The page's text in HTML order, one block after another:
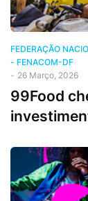
FEDERAÇÃO
- FENACOM-DF
- 26 Março, 2026
99Food